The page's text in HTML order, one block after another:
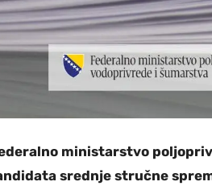
ministarstvo
srednje stručne